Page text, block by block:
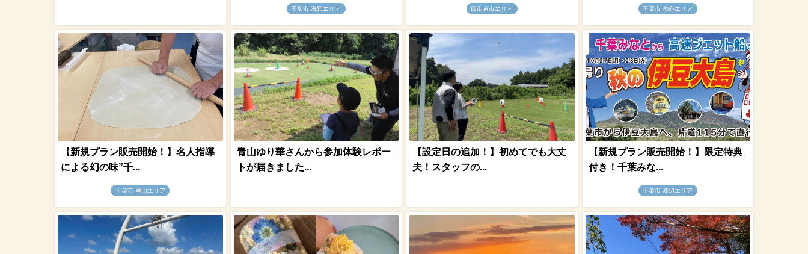
千葉市 海辺エリア 四街道市エリア 千葉市 都心エリア
【新規プラン販売開始！】名人指導
による幻の味”千...
千葉市 里山エリア
青山ゆり華さんから参加体験レポー
トが届きました...
【設定日の追加！】初めてでも大丈
夫！スタッフの...
【新規プラン販売開始！】限定特典
付き！千葉みな...
千葉市 海辺エリア